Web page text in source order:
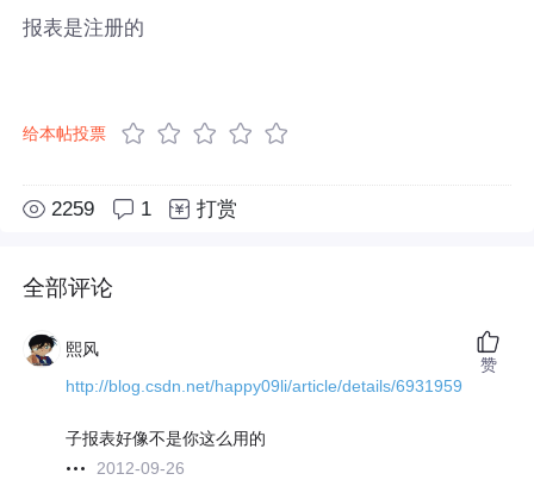
报表是注册的
给本帖投票
2259 1 打赏
全部评论
熙风
http://blog.csdn.net/happy09li/article/details/6931959
子报表好像不是你这么用的
2012-09-26
赞